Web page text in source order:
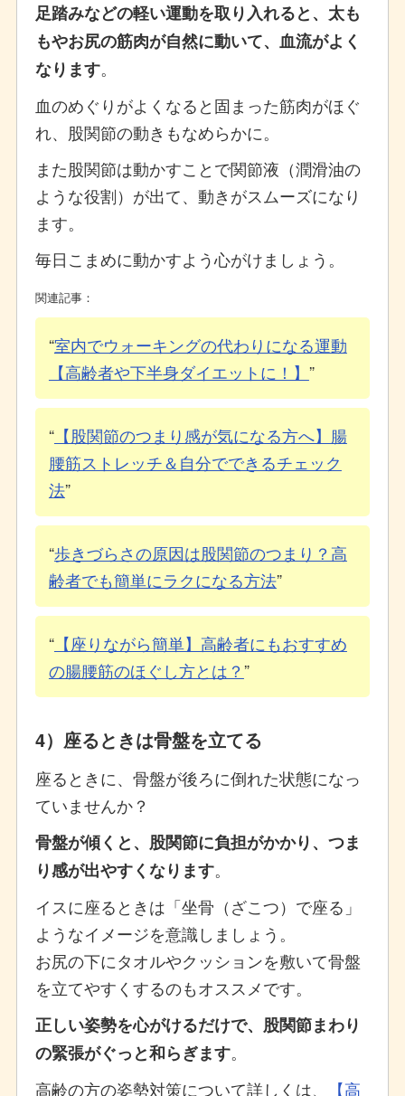
足踏みなどの軽い運動を取り入れると、太も
もやお尻の筋肉が自然に動いて、血流がよく
なります。
血のめぐりがよくなると固まった筋肉がほぐ
れ、股関節の動きもなめらかに。
また股関節は動かすことで関節液（潤滑油の
ような役割）が出て、動きがスムーズになり
ます。
毎日こまめに動かすよう心がけましょう。
関連記事：
室内でウォーキングの代わりになる運動
【高齢者や下半身ダイエットに！】
【股関節のつまり感が気になる方へ】腸
腰筋ストレッチ＆自分でできるチェック
法
歩きづらさの原因は股関節のつまり？高
齢者でも簡単にラクになる方法
【座りながら簡単】高齢者にもおすすめ
の腸腰筋のほぐし方とは？
4）座るときは骨盤を立てる
座るときに、骨盤が後ろに倒れた状態になっ
ていませんか？
骨盤が傾くと、股関節に負担がかかり、つま
り感が出やすくなります。
イスに座るときは「坐骨（ざこつ）で座る」
ようなイメージを意識しましょう。
お尻の下にタオルやクッションを敷いて骨盤
を立てやすくするのもオススメです。
正しい姿勢を心がけるだけで、股関節まわり
の緊張がぐっと和らぎます。
高齢の方の姿勢対策について詳しくは、
【高